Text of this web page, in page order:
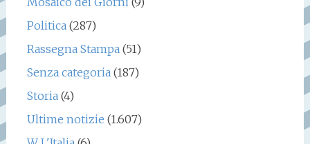
Politica(287)
Rassegna Stampa(51)
Senza categoria(187)
Storia(4)
Ultime notizie (1.607)